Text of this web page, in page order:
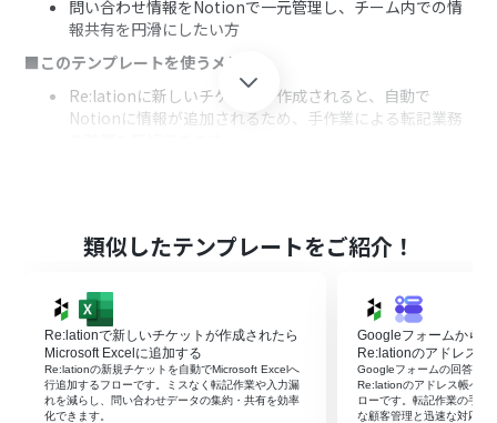
問い合わせ情報をNotionで一元管理し、チーム内での情
報共有を円滑にしたい方
■このテンプレートを使うメリット
Re:lationに新しいチケットが作成されると、自動で
Notionに情報が追加されるため、手作業による転記業務
■フローボットの流れ
次に、トリガーでRe:lationを選択し、「新たにチケット
が作成されたら」というアクションを設定します。
最後に、オペレーションでNotionを選択し、「レコード
を追加する」アクションを設定し、Re:lationから取得し
たチケット情報をNotionの指定したデータベースに追加
します。
類似したテンプレートをご紹介！
Re:lationで新しいチケットが作成されたら
Microsoft Excelに追加する
Re:lationの新規チケットを自動でMicrosoft Excelへ
行追加するフローです。ミスなく転記作業や入力漏
れを減らし、問い合わせデータの集約・共有を効率
化できます。
Googleフォームから
Re:lationのアドレス帳
Googleフォームの回答送
Re:lationのアドレス帳へ顧
ローです。転記作業の手間
な顧客管理と迅速な対応を